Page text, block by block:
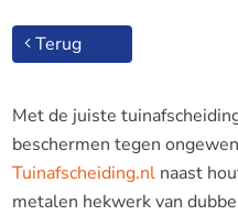
Terug
Met de juiste
beschermen tegen
Tuinafscheiding.nlnaast
metalen hekwerk van